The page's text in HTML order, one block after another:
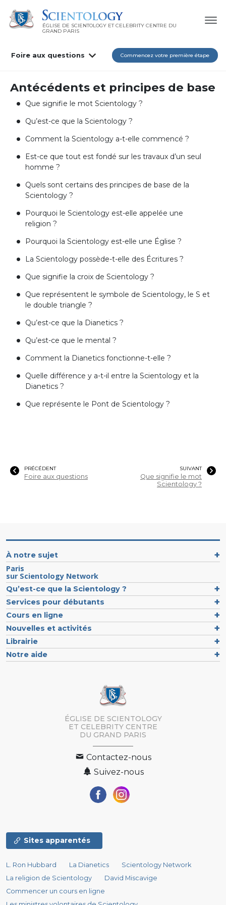
ÉGLISE DE SCIENTOLOGY ET CELEBRITY CENTRE DU
GRAND PARIS
Foire aux questions Commencez votre première étape
Antécédents et principes de base
Que signifie le mot Scientology ?
Qu’est-ce que la Scientology ?
Comment la Scientology a-t-elle commencé ?
Est-ce que tout est fondé sur les travaux d’un seul
homme ?
Quels sont certains des principes de base de la
Scientology ?
Pourquoi le Scientology est-elle appelée une
religion ?
Pourquoi la Scientology est-elle une Église ?
La Scientology possède-t-elle des Écritures ?
Que signifie la croix de Scientology ?
Que représentent le symbole de Scientology, le S et
le double triangle ?
Qu’est-ce que la Dianetics ?
Qu’est-ce que le mental ?
Comment la Dianetics fonctionne-t-elle ?
Quelle différence y a-t-il entre la Scientology et la
Dianetics ?
Que représente le Pont de Scientology ?
PRÉCÉDENT
Foire aux questions
SUIVANT
Que signifie le mot
Scientology ?
À notre sujet
Paris
sur Scientology Network
Qu’est-ce que la Scientology ?
Services pour débutants
Cours en ligne
Nouvelles et activités
Librairie
Notre aide
ÉGLISE DE SCIENTOLOGY
ET CELEBRITY CENTRE
DU GRAND PARIS
Contactez-nous
Suivez-nous
Sites apparentés
L. Ron Hubbard La Dianetics
Scientology Network
La religion de Scientology
David Miscavige
Commencer un cours en ligne